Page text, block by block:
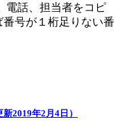
電話、担当者をコピ
号が１桁足りない番
2019年2月4日）